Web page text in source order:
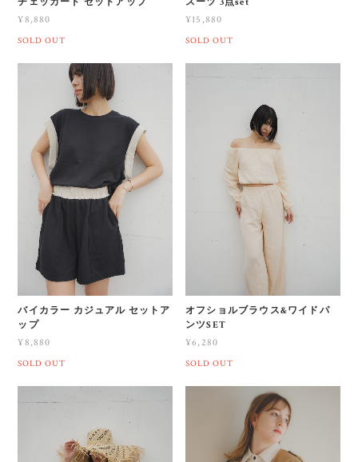
¥8,880
SOLD OUT
¥15,880
SOLD OUT
バイカラー カジュアル セットア
ップ
¥8,880
SOLD OUT
オフショルブラウス&ワイドパ
ンツSET
¥6,280
SOLD OUT